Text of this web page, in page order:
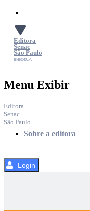
o
Conteúdo
Editora
Senac
São Paulo
SACOLA
MENU
Menu Exibir
Editora
Senac
São Paulo
Sobre a editora
Login